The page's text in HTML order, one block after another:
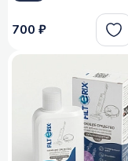
700 ₽